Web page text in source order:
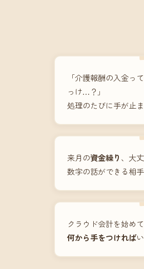
「介護報酬の入金っ
っけ…？」
処理のたびに手が止
来月の資金繰り 、大
数字の話ができる相
クラウド会計を始め
何から手をつければ